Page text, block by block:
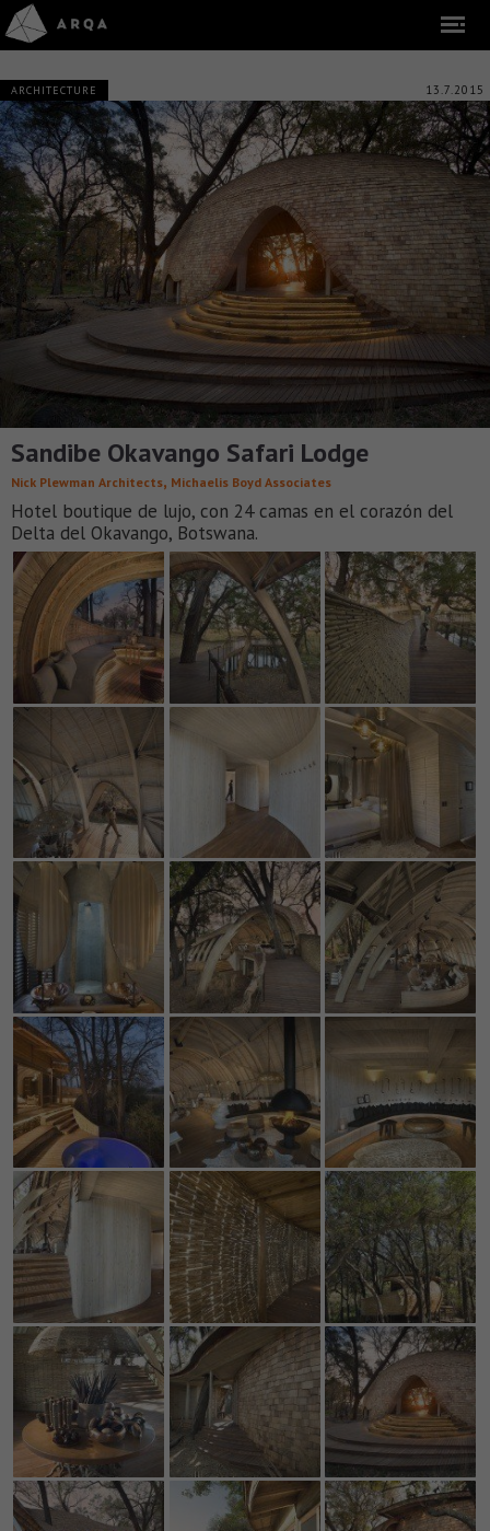
ARCHITECTURE 13.7.2015
Sandibe Okavango Safari Lodge
Nick Plewman Architects, Michaelis Boyd Associates
Hotel boutique de lujo, con 24 camas en el corazón del
Delta del Okavango, Botswana.